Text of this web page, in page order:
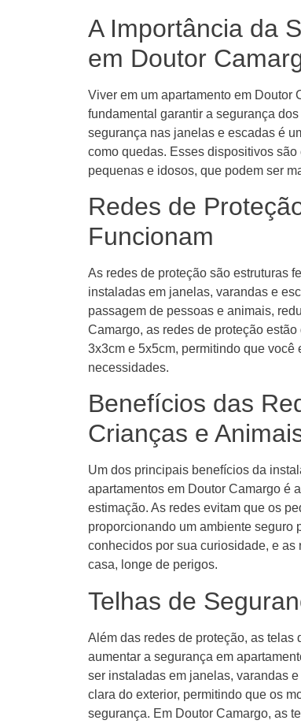
A Importância da
em Doutor
Viver em um apartamento em Doutor
fundamental garantir a segurança
segurança nas janelas e escadas é
como quedas. Esses dispositivos
pequenas e idosos, que podem ser
Redes de
Funcionam
As redes de proteção são estruturas
instaladas em janelas, varandas e
passagem de pessoas e animais,
Camargo, as redes de proteção
3x3cm e 5x5cm, permitindo que
necessidades.
Benefícios das
Crianças e
Um dos principais benefícios da
apartamentos em Doutor Camargo é
estimação. As redes evitam que os
proporcionando um ambiente seguro
conhecidos por sua curiosidade, e
casa, longe de perigos.
Telhas de
Além das redes de proteção, as telas
aumentar a segurança em
ser instaladas em janelas, varandas
clara do exterior, permitindo que os
segurança. Em Doutor Camargo, as